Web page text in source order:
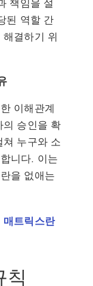
책임을 설
된 역할 간
결하기 위
이해관계
의 승인을 확
누구와 소
니다. 이는
을 없애는
매트릭스란
칙